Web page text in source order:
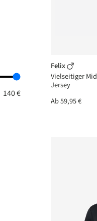
von 5 von 5 Sternen
von 4 von 5 Sternen
von 3 von 5 Sternen
Felix
Vielseitiger
Jersey
Ab59,95 €